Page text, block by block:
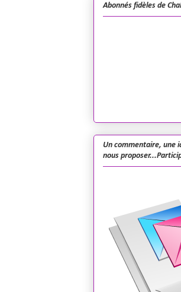
Abonnés fidèles de
Un commentaire, une
nous